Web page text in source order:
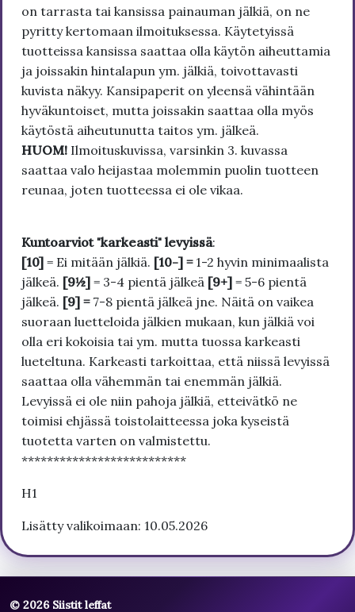
on tarrasta tai kansissa painauman jälkiä, on ne
pyritty kertomaan ilmoituksessa. Käytetyissä
tuotteissa kansissa saattaa olla käytön aiheuttamia
ja joissakin hintalapun ym. jälkiä, toivottavasti
kuvista näkyy. Kansipaperit on yleensä vähintään
hyväkuntoiset, mutta joissakin saattaa olla myös
käytöstä aiheutunutta taitos ym. jälkeä.
HUOM! Ilmoituskuvissa, varsinkin 3. kuvassa
saattaa valo heijastaa molemmin puolin tuotteen
reunaa, joten tuotteessa ei ole vikaa.
Kuntoarviot "karkeasti" levyissä:
[10] = Ei mitään jälkiä. [10-] = 1-2 hyvin minimaalista
jälkeä. [9½] = 3-4 pientä jälkeä [9+] = 5-6 pientä
jälkeä. [9] = 7-8 pientä jälkeä jne. Näitä on vaikea
suoraan luetteloida jälkien mukaan, kun jälkiä voi
olla eri kokoisia tai ym. mutta tuossa karkeasti
lueteltuna. Karkeasti tarkoittaa, että niissä levyissä
saattaa olla vähemmän tai enemmän jälkiä.
Levyissä ei ole niin pahoja jälkiä, etteivätkö ne
toimisi ehjässä toistolaitteessa joka kyseistä
tuotetta varten on valmistettu.
**************************
H1
Lisätty valikoimaan: 10.05.2026
© 2026 Siistit leffat